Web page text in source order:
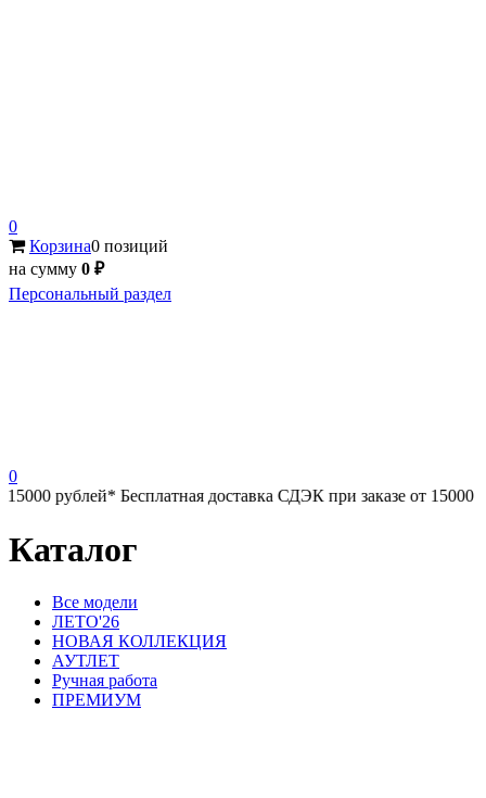
0
Корзина0 позиций
на сумму 0 ₽
Персональный раздел
0
доставка СДЭК при заказе от 15000 рублей*
Каталог
Все модели
ЛЕТО'26
НОВАЯ КОЛЛЕКЦИЯ
АУТЛЕТ
Ручная работа
ПРЕМИУМ